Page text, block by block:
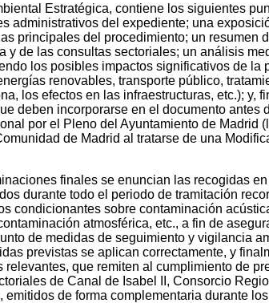
Estratégica, contiene los siguientes
administrativos del expediente; una
principales del procedimiento; un resumen
y de las consultas sectoriales; un análisis
los posibles impactos significativos de la
renovables, transporte público,
los efectos en las infraestructuras, etc.); y,
deben incorporarse en el documento antes
por el Pleno del Ayuntamiento de Madrid
de Madrid al tratarse de una
finales se enuncian las recogidas
durante todo el periodo de tramitación
condicionantes sobre contaminación
atmosférica, etc., a fin de
de medidas de seguimiento y vigilancia
previstas se aplican correctamente, y
relevantes, que remiten al cumplimiento de
de Canal de Isabel II, Consorcio
emitidos de forma complementaria durante